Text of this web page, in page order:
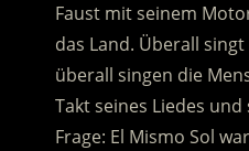
Faust mit seinem
das Land. Überall singt
überall singen die
Takt seines Liedes und
Frage: El Mismo Sol